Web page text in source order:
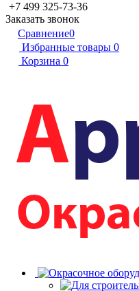
+7 499 325-73-36
Заказать звонок
Сравнение0
Избранные товары 0
Корзина 0